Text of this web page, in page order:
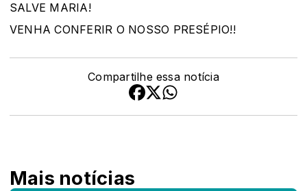
SALVE MARIA!
VENHA CONFERIR O NOSSO PRESÉPIO!!
Compartilhe essa notícia
Mais notícias